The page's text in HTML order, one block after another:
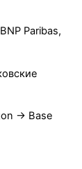
Paribas,
→ Base